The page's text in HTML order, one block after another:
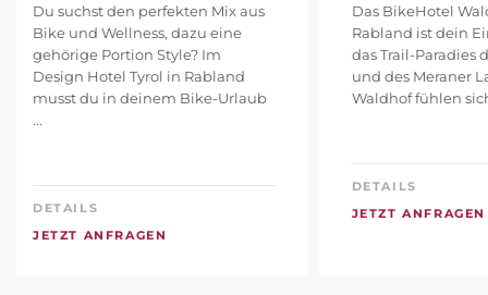
Du suchst den perfekten Mix aus
Bike und Wellness, dazu eine
gehörige Portion Style? Im
Design Hotel Tyrol in Rabland
musst du in deinem Bike-Urlaub
...
DETAILS
JETZT ANFRAGEN
Das BikeHotel
Rabland ist dein
das Trail-Paradies
und des Meraner
Waldhof fühlen
DETAILS
JETZT ANFRAGEN